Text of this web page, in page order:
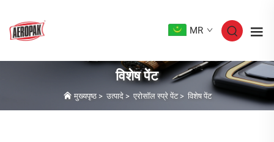
MR
विशेष पेंट
मुख्यपृष्ठ> उत्पादे> एरोसॉल स्प्रे पेंट> विशेष पेंट